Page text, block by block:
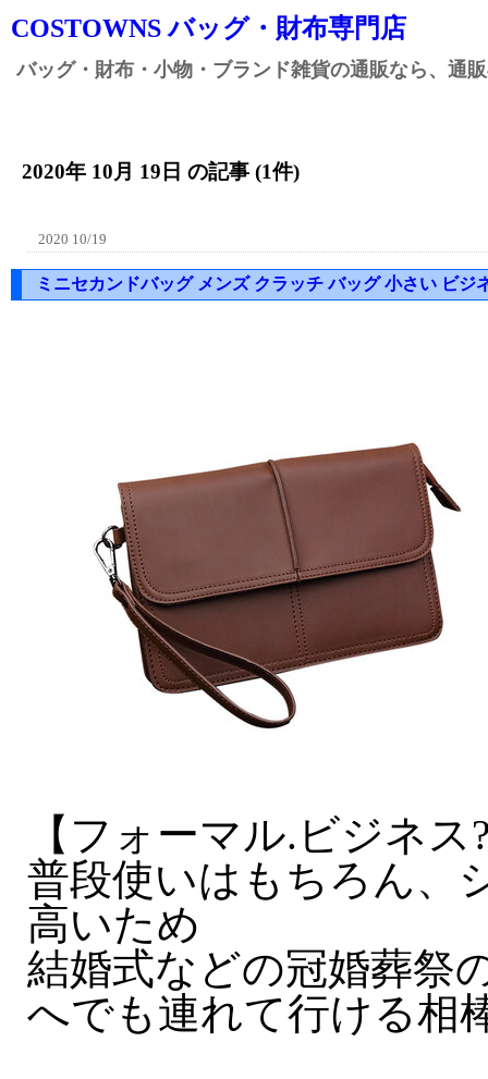
COSTOWNS バッグ・財布専門店
バッグ・財布・小物・ブランド雑貨の通販なら、通
2020年 10月 19日 の記事 (1件)
2020 10/19
ミニセカンドバッグ メンズ クラッチ バッグ 小さい ビジ
【フォーマル.ビジネ
普段使いはもちろん、
高いため
結婚式などの冠婚葬祭
へでも連れて行ける相